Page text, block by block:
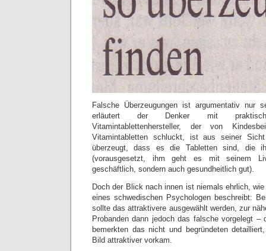
Falsche Überzeugungen ist argumentativ nur
erläutert der Denker mit
Vitamintablettenhersteller, der von
Vitamintabletten schluckt, ist aus seiner
überzeugt, dass es die Tabletten sind, die
(vorausgesetzt, ihm geht es mit seinem
geschäftlich, sondern auch gesundheitlich gut).
Doch der Blick nach innen ist niemals ehrlich,
eines schwedischen Psychologen beschreibt:
sollte das attraktivere ausgewählt werden, zur
Probanden dann jedoch das falsche vorgelegt –
bemerkten das nicht und begründeten
Bild attraktiver vorkam.